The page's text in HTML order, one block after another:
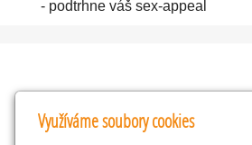
- podtrhne váš sex-appeal
Kontakty
Využíváme soubory cookies